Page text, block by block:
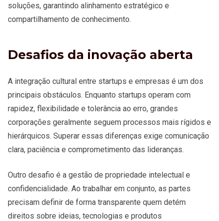
soluções, garantindo alinhamento estratégico e
compartilhamento de conhecimento.
Desafios da inovação aberta
A integração cultural entre startups e empresas é um dos
principais obstáculos. Enquanto startups operam com
rapidez, flexibilidade e tolerância ao erro, grandes
corporações geralmente seguem processos mais rígidos e
hierárquicos. Superar essas diferenças exige comunicação
clara, paciência e comprometimento das lideranças.
Outro desafio é a gestão de propriedade intelectual e
confidencialidade. Ao trabalhar em conjunto, as partes
precisam definir de forma transparente quem detém
direitos sobre ideias, tecnologias e produtos